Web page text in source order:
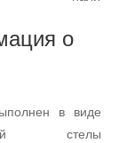
о
в виде
стелы